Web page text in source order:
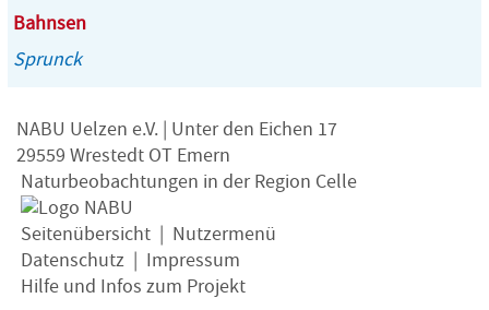
Bahnsen
Sprunck
NABU Uelzen e.V. | Unter den Eichen 17
29559 Wrestedt OT Emern
Naturbeobachtungen in der Region Celle
Seitenübersicht
Nutzermenü
Datenschutz
Impressum
Hilfe und Infos zum Projekt